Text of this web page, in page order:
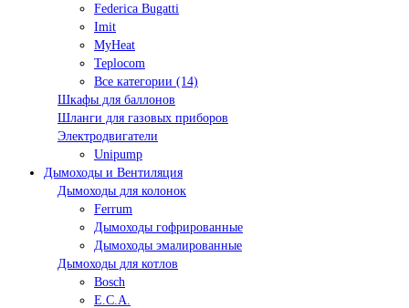
Federica Bugatti
Imit
MyHeat
Teplocom
Все категории (14)
Шкафы для баллонов
Шланги для газовых приборов
Электродвигатели
Unipump
Дымоходы и Вентиляция
Дымоходы для колонок
Ferrum
Дымоходы гофрированные
Дымоходы эмалированные
Дымоходы для котлов
Bosch
E.C.A.